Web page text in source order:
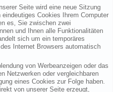
Seite wird eine neue Sitzung
Cookies Ihrem Computer
es, Sie zwischen zwei
und Ihnen alle Funktionalitäten
sich um ein temporäres
Internet Browsers automatisch
von Werbeanzeigen oder das
Netzwerken oder vergleichbaren
eines Cookies zur Folge haben.
von unserer Seite erzeugt,